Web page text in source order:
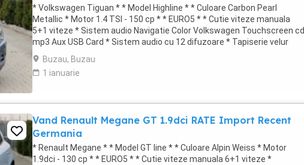
* Volkswagen Tiguan * * Model Highline * * Culoare Carbon Pearl
Metallic * Motor 1.4 TSI - 150 cp * * EURO5 * * Cutie viteze manuala
5+1 viteze * Sistem audio Navigatie Color Volkswagen Touchscreen cd
mp3 Aux USB Card * Sistem audio cu 12 difuzoare * Tapiserie velur
impecabila * Incalzire ...
Buzau, Buzau
1 ianuarie
Vand Renault Megane GT 1.9dci RATE Import Recent
Germania
* Renault Megane * * Model GT line * * Culoare Alpin Weiss * Motor
1.9dci - 130 cp * * EURO5 * * Cutie viteze manuala 6+1 viteze *